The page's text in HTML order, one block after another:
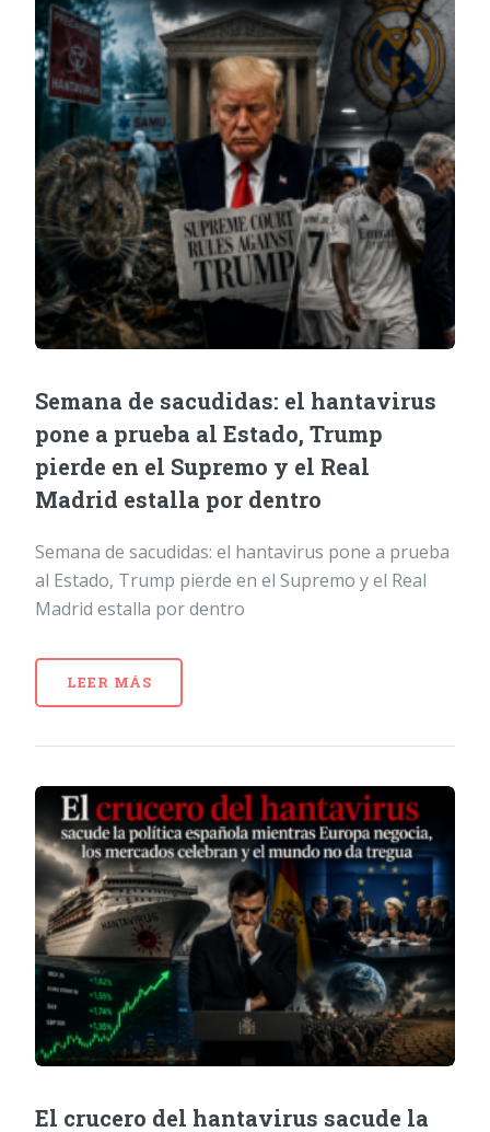
Semana de sacudidas: el hantavirus
pone a prueba al Estado, Trump
pierde en el Supremo y el Real
Madrid estalla por dentro
Semana de sacudidas: el hantavirus pone a prueba
al Estado, Trump pierde en el Supremo y el Real
Madrid estalla por dentro
LEER MÁS
El crucero del hantavirus sacude la